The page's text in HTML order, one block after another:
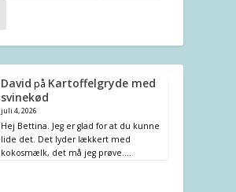
David på Kartoffelgryde med
svinekød
juli 4, 2026
Hej Bettina. Jeg er glad for at du kunne
lide det. Det lyder lækkert med
kokosmælk, det må jeg prøve.…